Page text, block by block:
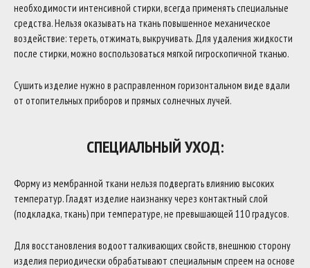
необходимости интенсивной стирки, всегда применять специальные
средства. Нельзя оказывать на ткань повышенное механическое
воздействие: тереть, отжимать, выкручивать. Для удаления жидкости
после стирки, можно воспользоваться мягкой гигроскопичной тканью.
Сушить изделие нужно в расправленном горизонтальном виде вдали
от отопительных приборов и прямых солнечных лучей.
СПЕЦИАЛЬНЫЙ УХОД:
Форму из мембранной ткани нельзя подвергать влиянию высоких
температур. Гладят изделие наизнанку через контактный слой
(подкладка, ткань) при температуре, не превышающей 110 градусов.
Для восстановления водоотталкивающих свойств, внешнюю сторону
изделия периодически обрабатывают специальным спреем на основе